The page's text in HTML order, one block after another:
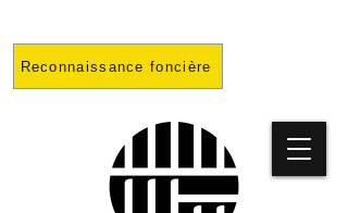
Reconnaissance foncière